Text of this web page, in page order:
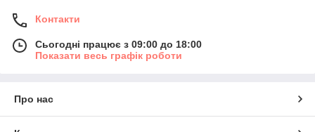
Контакти
Сьогодні працює з 09:00 до 18:00
Показати весь графік роботи
Про нас